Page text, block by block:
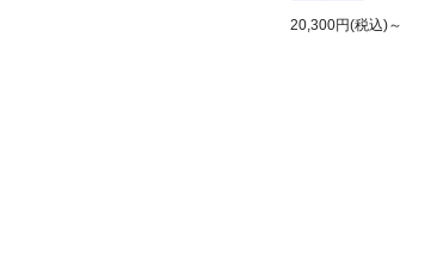
20,300円(税込)～